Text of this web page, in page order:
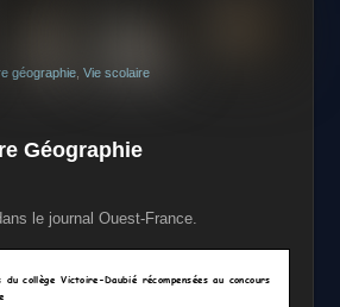
géographie, Vie scolaire
Géographie
le journal Ouest-France.